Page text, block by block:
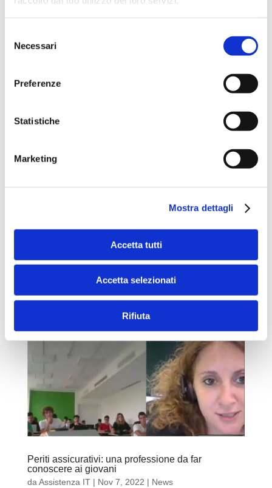
delNecessari
Preferenze
Statistiche
Marketing
Mostra dettagli
Accetta tutti
Accetta selezionati
Rifiuta
L’arte entra in azienda
Dopo la lunga pausa degli scorsi due anni, in
Giardino con l’installazione dell’artista milanese
Avvassena, dal titolo “Sensitivity: Brave as
Women, Powerful...
Periti assicurativi: una professione da far
conoscere ai giovani
da Assistenza IT| Nov 7, 2022 | News